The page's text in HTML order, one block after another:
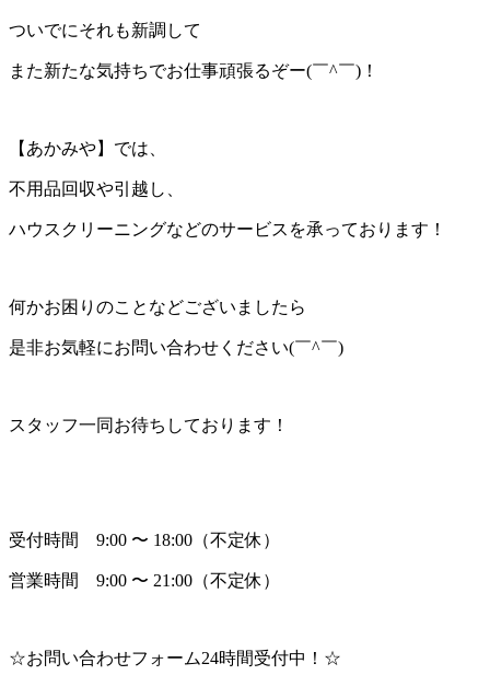
ついでにそれも新調して
また新たな気持ちでお仕事頑張るぞー(￣^￣)！
【あかみや】では、
不用品回収や引越し、
ハウスクリーニングなどのサービスを承っております！
何かお困りのことなどございましたら
是非お気軽にお問い合わせください(￣^￣)ゞ
スタッフ一同お待ちしております！
受付時間 9:00 〜 18:00（不定休）
営業時間 9:00 〜 21:00（不定休）
☆お問い合わせフォーム24時間受付中！☆